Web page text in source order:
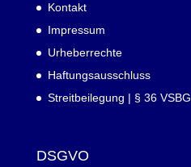
Kontakt
Impressum
Urheberrechte
Haftungsausschluss
Streitbeilegung | § 36 VSBG
DSGVO